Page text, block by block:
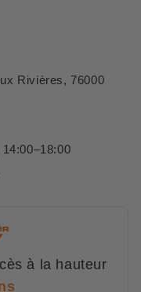
Rivières, 76000
à la hauteur